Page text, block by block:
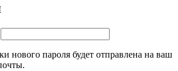
нового пароля будет отправлена ​​на ваш